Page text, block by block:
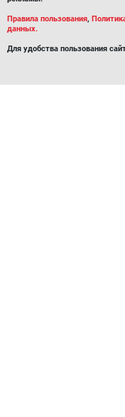
Правила пользования,
данных.
Для удобства пользования